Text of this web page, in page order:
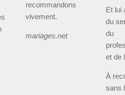
recommandons
vivement.
mariages.net
Et lui
du
du
et de
À
sans